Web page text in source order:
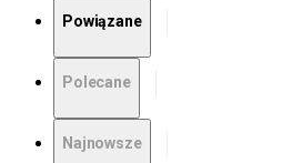
Powiązane
Polecane
Najnowsze